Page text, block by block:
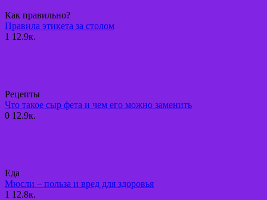
Как правильно?
Правила этикета за столом
1 12.9к.
Рецепты
Что такое сыр фета и чем его можно заменить
0 12.9к.
Еда
Мюсли – польза и вред для здоровья
1 12.8к.